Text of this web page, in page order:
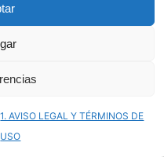
1. AVISO LEGAL Y TÉRMINOS DE
USO
jardín eterno para
cautivadores